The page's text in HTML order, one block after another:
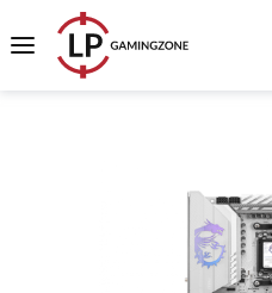
Zum Hauptinhalt springen